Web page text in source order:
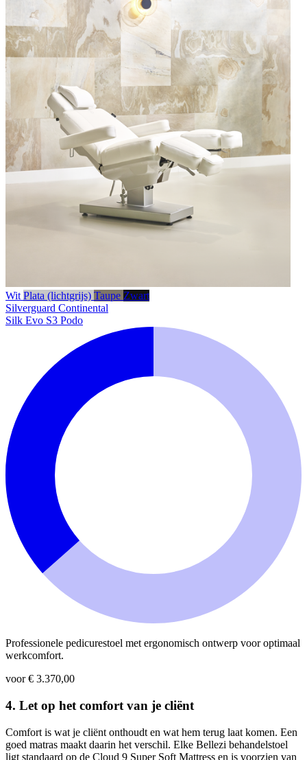
Wit Plata (lichtgrijs) Taupe Zwart
Silverguard Continental
Silk Evo S3 Podo
Professionele pedicurestoel met ergonomisch ontwerp voor optimaal
werkcomfort.
voor € 3.370,00
4. Let op het comfort van je cliënt
Comfort is wat je cliënt onthoudt en wat hem terug laat komen. Een
goed matras maakt daarin het verschil. Elke Bellezi behandelstoel
ligt standaard op de Cloud 9 Super Soft Mattress en is voorzien van